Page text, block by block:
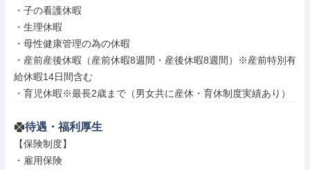
・子の看護休暇
・生理休暇
・母性健康管理の為の休暇
・産前産後休暇（産前休暇8週間・産後休暇8週間）※産前特別有
給休暇14日間含む
・育児休暇※最長2歳まで（男女共に産休・育休制度実績あり）
待遇・福利厚生
【保険制度】
・雇用保険